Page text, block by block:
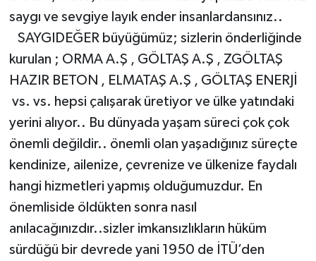
saygı ve sevgiye layık ender insanlardansınız..
SAYGIDEĞER büyüğümüz; sizlerin önderliğinde
kurulan ; ORMA A.Ş , GÖLTAŞ A.Ş , ZGÖLTAŞ
HAZIR BETON , ELMATAŞ A.Ş , GÖLTAŞ ENERJİ
vs. vs. hepsi çalışarak üretiyor ve ülke yatındaki
yerini alıyor.. Bu dünyada yaşam süreci çok çok
önemli değildir.. önemli olan yaşadığınız süreçte
kendinize, ailenize, çevrenize ve ülkenize faydalı
hangi hizmetleri yapmış olduğumuzdur. En
önemliside öldükten sonra nasıl
anılacağınızdır..sizler imkansızlıkların hüküm
sürdüğü bir devrede yani 1950 de İTÜ’den